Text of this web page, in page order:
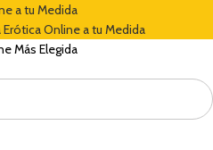
a tu Medida
Online a tu Medida
DE DESCUENTO DE BIENVENIDA